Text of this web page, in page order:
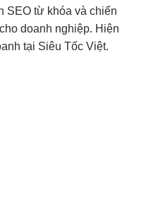
SEO từ khóa và chiến
doanh nghiệp. Hiện
tại Siêu Tốc Việt.